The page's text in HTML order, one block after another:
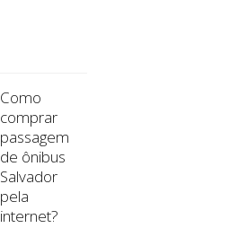
Como
comprar
passagem
de ônibus
Salvador
pela
internet?